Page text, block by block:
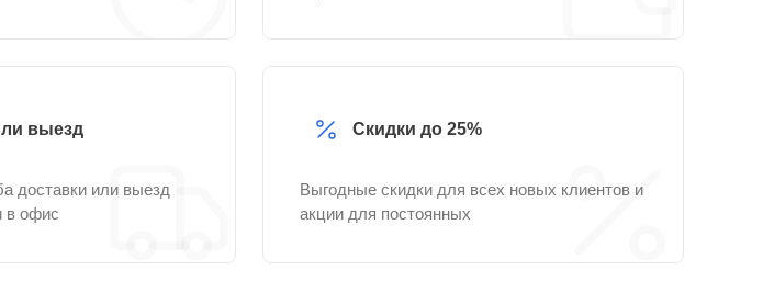
выезд
доставки или выезд
в офис
Скидки до 25%
Выгодные скидки для всех новых клиентов и
акции для постоянных